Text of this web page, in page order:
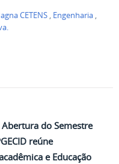
CETENS, Engenharia,
do Semestre
reúne
e Educação